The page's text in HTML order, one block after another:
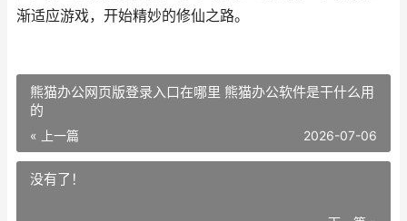
渐适应游戏，开始精妙的修仙之路。
熊猫办公网页版登录入口在哪里 熊猫办公软件是干什么用
的
« 上一篇 2026-07-06
没有了！